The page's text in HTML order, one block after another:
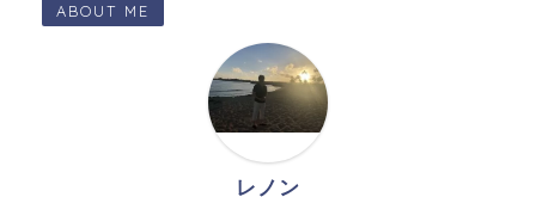
ABOUT ME
レノン